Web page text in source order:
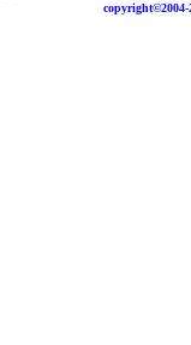
copyright©2004-